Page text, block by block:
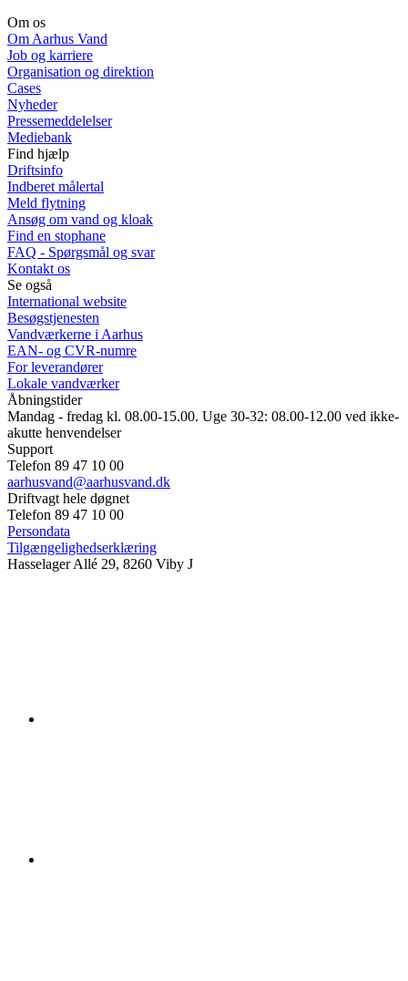
Om os
Om Aarhus Vand
Job og karriere
Organisation og direktion
Cases
Nyheder
Pressemeddelelser
Mediebank
Find hjælp
Driftsinfo
Indberet målertal
Meld flytning
Ansøg om vand og kloak
Find en stophane
FAQ - Spørgsmål og svar
Kontakt os
Se også
International website
Besøgstjenesten
Vandværkerne i Aarhus
EAN- og CVR-numre
For leverandører
Lokale vandværker
Åbningstider
Mandag - fredag kl. 08.00-15.00. Uge 30-32: 08.00-12.00 ved ikke-
akutte henvendelser
Support
Telefon 89 47 10 00
aarhusvand@aarhusvand.dk
Driftvagt hele døgnet
Telefon 89 47 10 00
Persondata
Tilgængelighedserklæring
Hasselager Allé 29, 8260 Viby J